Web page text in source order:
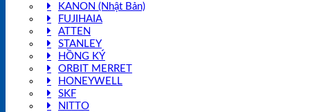
KANON (Nhật Bản)
FUJIHAIA
ATTEN
STANLEY
HỒNG KÝ
ORBIT MERRET
HONEYWELL
SKF
NITTO